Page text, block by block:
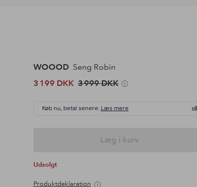
WOOOD Seng Robin
3 199 DKK 3 999 DKK
Køb nu, betal senere. Læs mere
Læg i kurv
Udsolgt
Produktdeklaration